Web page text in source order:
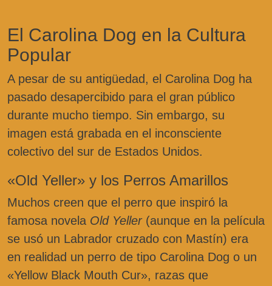
El Carolina Dog en la Cultura
Popular
A pesar de su antigüedad, el Carolina Dog ha
pasado desapercibido para el gran público
durante mucho tiempo. Sin embargo, su
imagen está grabada en el inconsciente
colectivo del sur de Estados Unidos.
«Old Yeller» y los Perros Amarillos
Muchos creen que el perro que inspiró la
famosa novela Old Yeller(aunque en la película
se usó un Labrador cruzado con Mastín) era
en realidad un perro de tipo Carolina Dog o un
«Yellow Black Mouth Cur», razas que